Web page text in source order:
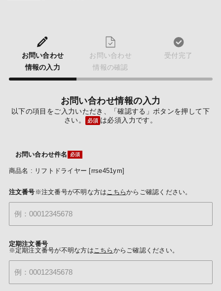
お問い合わせ
情報の入力
お問い合わせ
情報の確認
受付完了
お問い合わせ情報の入力
以下の項目をご入力いただき、「確認する」ボタンを押して下
さい。
必須 は必須入力です。
お問い合わせ件名
商品名 : リフトドライヤー [rrse451ym]
注文番号 ※注文番号が不明な方は こちらからご確認ください。
定期注文番号
※定期注文番号が不明な方は こちら からご確認ください。